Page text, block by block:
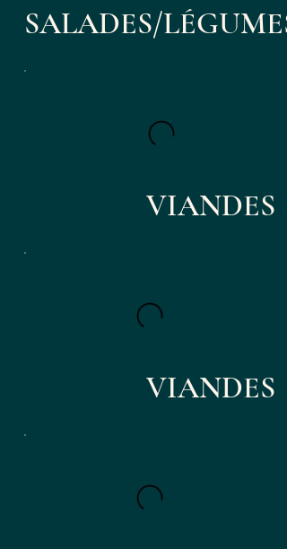
SALADES/LÉGUMES
VIANDES
VIANDES